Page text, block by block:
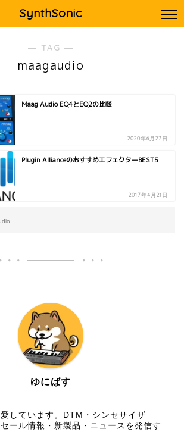
SynthSonic
― TAG ―
maagaudio
Maag Audio EQ4とEQ2の比較
2020年6月27日
Plugin AllianceのおすすめエフェクターBEST5
2017年4月21日
ゆにばす
しています。DTM・シンセサイザ
ール情報・新製品・ニュースを発信す